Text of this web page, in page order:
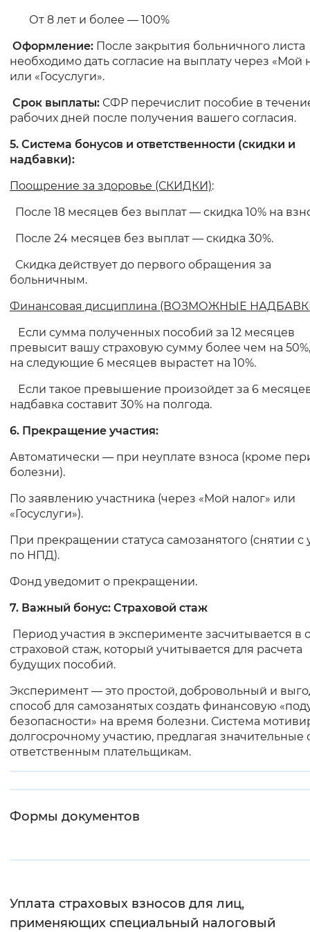
От 8 лет и более — 100%
Оформление: После закрытия больничного листа
необходимо дать согласие на выплату через «Мой
или «Госуслуги».
Срок выплаты: СФР перечислит пособие в
рабочих дней после получения вашего согласия.
5. Система бонусов и ответственности (скидки и
надбавки):
Поощрение за здоровье (СКИДКИ):
После 18 месяцев без выплат — скидка 10% на
После 24 месяцев без выплат — скидка 30%.
Скидка действует до первого обращения за
больничным.
Финансовая дисциплина (ВОЗМОЖНЫЕ
Если сумма полученных пособий за 12 месяцев
превысит вашу страховую сумму более чем на
на следующие 6 месяцев вырастет на 10%.
Если такое превышение произойдет за 6
надбавка составит 30% на полгода.
6. Прекращение участия:
Автоматически — при неуплате взноса (кроме
болезни).
По заявлению участника (через «Мой налог» или
«Госуслуги»).
При прекращении статуса самозанятого (снятии с
по НПД).
Фонд уведомит о прекращении.
7. Важный бонус: Страховой стаж
Период участия в эксперименте засчитывается в
страховой стаж, который учитывается для расчета
будущих пособий.
Эксперимент — это простой, добровольный и
способ для самозанятых создать финансовую
безопасности» на время болезни. Система
долгосрочному участию, предлагая значительные
ответственным плательщикам.
Формы документов
Уплата страховых взносов для лиц,
применяющих специальный налоговый